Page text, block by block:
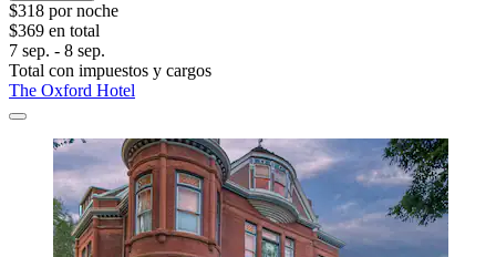
$318 por noche
$369 en total
7 sep. - 8 sep.
Total con impuestos y cargos
The Oxford Hotel